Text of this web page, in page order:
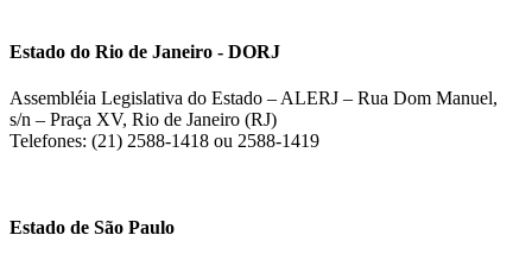
Estado do Rio de Janeiro - DORJ
Assembléia Legislativa do Estado – ALERJ – Rua Dom Manuel,
s/n – Praça XV, Rio de Janeiro (RJ)
Telefones: (21) 2588-1418 ou 2588-1419
Estado de São Paulo